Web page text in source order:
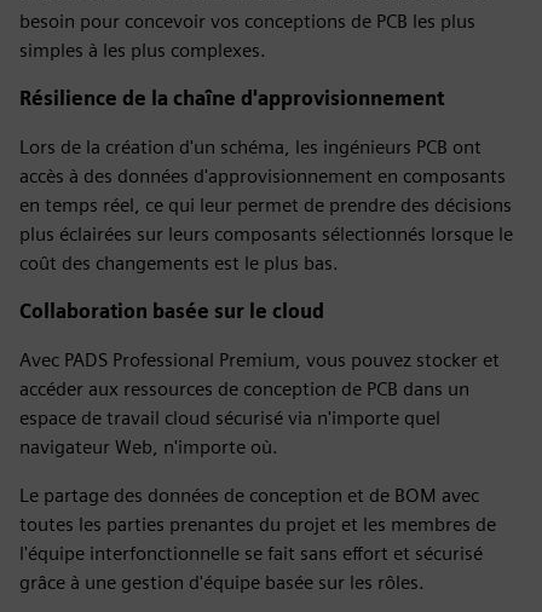
besoin pour concevoir vos conceptions de PCB les plus
simples à les plus complexes.
Résilience de la chaîne d'approvisionnement
Lors de la création d'un schéma, les ingénieurs PCB ont
accès à des données d'approvisionnement en composants
en temps réel, ce qui leur permet de prendre des décisions
plus éclairées sur leurs composants sélectionnés lorsque le
coût des changements est le plus bas.
Collaboration basée sur le cloud
Avec PADS Professional Premium, vous pouvez stocker et
accéder aux ressources de conception de PCB dans un
espace de travail cloud sécurisé via n'importe quel
navigateur Web, n'importe où.
Le partage des données de conception et de BOM avec
toutes les parties prenantes du projet et les membres de
l'équipe interfonctionnelle se fait sans effort et sécurisé
grâce à une gestion d'équipe basée sur les rôles.